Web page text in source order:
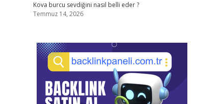
Kova burcu sevdiğini nasıl belli eder ?
Temmuz 14, 2026